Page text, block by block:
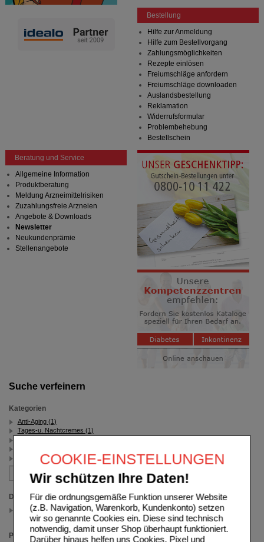
COOKIE-EINSTELLUNGEN
Wir schützen Ihre Daten!
Für die ordnungsgemäße Funktion unserer Website
(z.B. Navigation, Warenkorb, Kundenkonto) setzen
wir so genannte Cookies ein. Diese sind technisch
notwendig, damit unser Shop überhaupt funktioniert.
Darüber hinaus helfen uns Cookies, Pixel und
Suche verfeinern
Kategorien
Anti-Aging (1)
Tages-u. Nachtcremes (1)
Trockene Haut (1)
Darreichungsform
Nachtcreme
(auswahl entfernen)
Packungsgröße
Bestellung
Hilfe zur Anmeldung
Hilfe zum Bestellvorgang
Zahlungsmöglichkeiten
Rezepte einlösen
Freiumschläge anfordern
Freiumschläge downloaden
Auslandsbestellung
Reklamation
Widerrufsformular
Problembehebung
Bestellschein
Beratung und Service
Allgemeine Information
Produktberatung
Meldung Arzneimittelrisiken
Zuzahlungsfreie Arzneien
Angebote & Downloads
Newsletter
Neukundenprämie
Stellenangebote